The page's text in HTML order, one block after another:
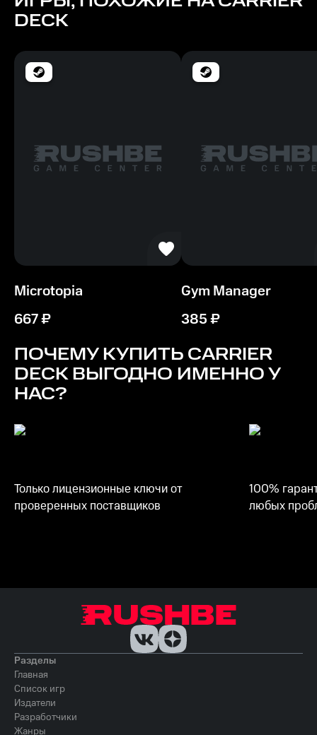
Память
4 GB ОЗУ
Место на диске
244 MB
DECK
Microtopia
667₽
Gym Manager
385₽
ПОЧЕМУ КУПИТЬ CARRIER
DECKВЫГОДНО ИМЕННО У
НАС?
Только лицензионные ключи от
проверенных поставщиков
100%
любых
Разделы
Главная
Список игр
Издатели
Разработчики
Жанры